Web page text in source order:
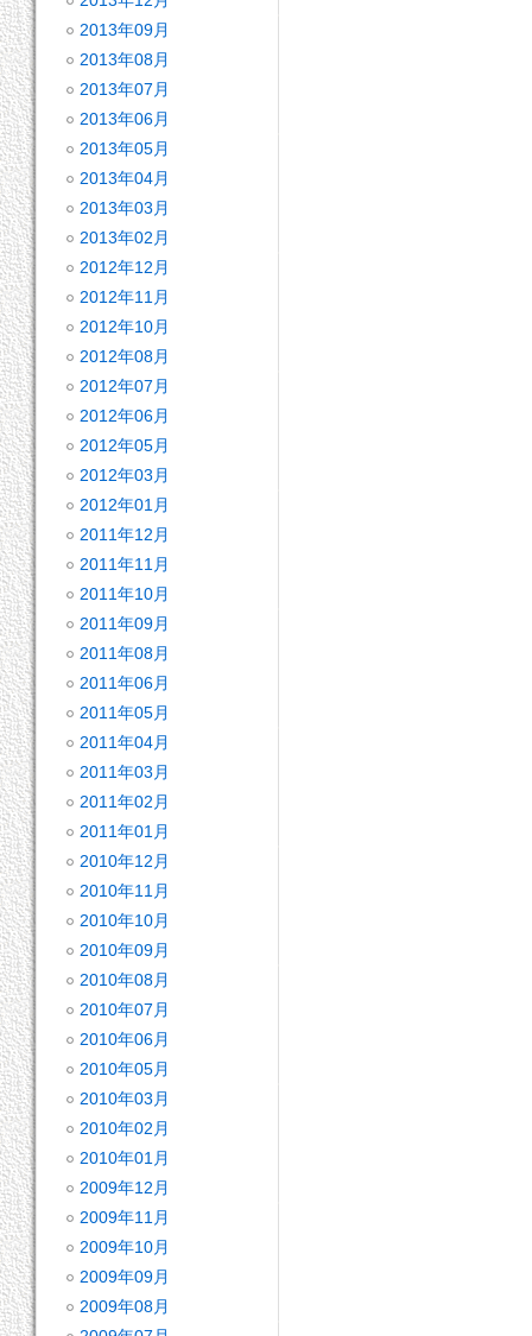
2013年09月
2013年08月
2013年07月
2013年06月
2013年05月
2013年04月
2013年03月
2013年02月
2012年12月
2012年11月
2012年10月
2012年08月
2012年07月
2012年06月
2012年05月
2012年03月
2012年01月
2011年12月
2011年11月
2011年10月
2011年09月
2011年08月
2011年06月
2011年05月
2011年04月
2011年03月
2011年02月
2011年01月
2010年12月
2010年11月
2010年10月
2010年09月
2010年08月
2010年07月
2010年06月
2010年05月
2010年03月
2010年02月
2010年01月
2009年12月
2009年11月
2009年10月
2009年09月
2009年08月